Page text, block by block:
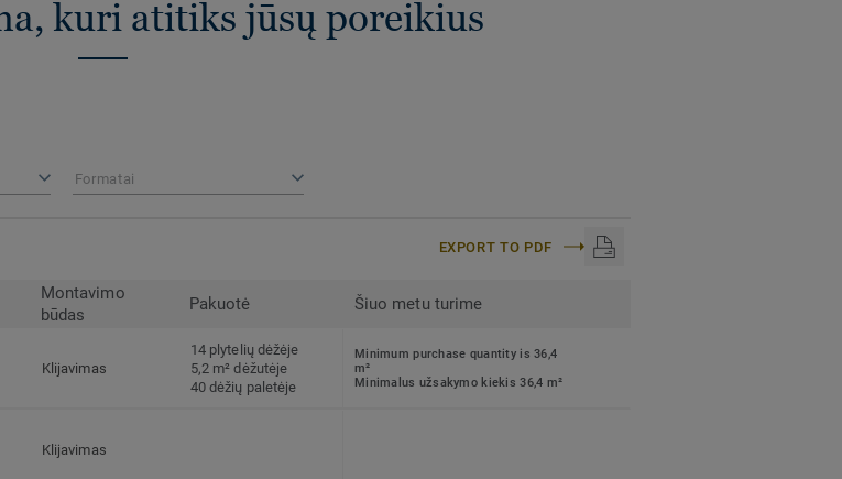
kuri atitiks jūsų poreikius
Formatai
EXPORT TO PDF
Montavimo
būdas
Pakuotė Šiuo metu turime
Klijavimas
14 plytelių dėžėje
5,2 m² dėžutėje
40 dėžių paletėje
Minimum purchase quantity is 36,4
m²
Minimalus užsakymo kiekis 36,4 m²
Klijavimas